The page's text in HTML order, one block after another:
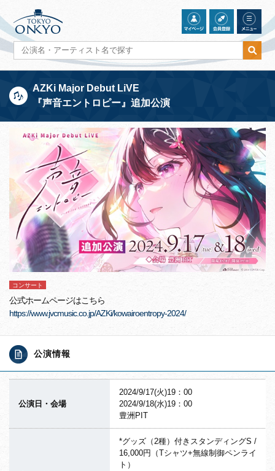
AZKi Major Debut LiVE
『声音エントロピー』追加公演
コンサート
公式ホームページはこちら
https://www.jvcmusic.co.jp/AZKi/kowairoentropy-2024/
公演情報
公演日・会場
2024/9/17(火)19：00
2024/9/18(水)19：00
豊洲PIT
*グッズ（2種）付きスタンディングS /
16,000円（Tシャツ+無線制御ペンライ
ト）